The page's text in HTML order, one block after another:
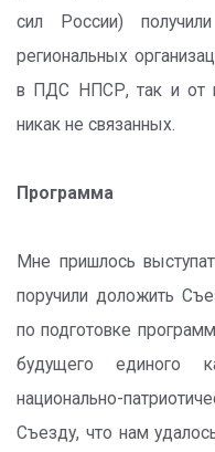
сил России)
региональных
в ПДС НПСР, так и от
никак не связанных.
Программа
Мне пришлось
поручили доложить
по подготовке
будущего единого
национально-
Съезду, что нам